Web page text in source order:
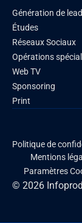
Génération de
Études
Réseaux Sociaux
Opérations
Web TV
Sponsoring
Print
© 2026
Politique de
Mentions
Paramètres